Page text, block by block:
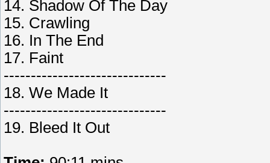
14. Shadow Of The Day
15. Crawling
16. In The End
17. Faint
------------------------------
18. We Made It
------------------------------
19. Bleed It Out